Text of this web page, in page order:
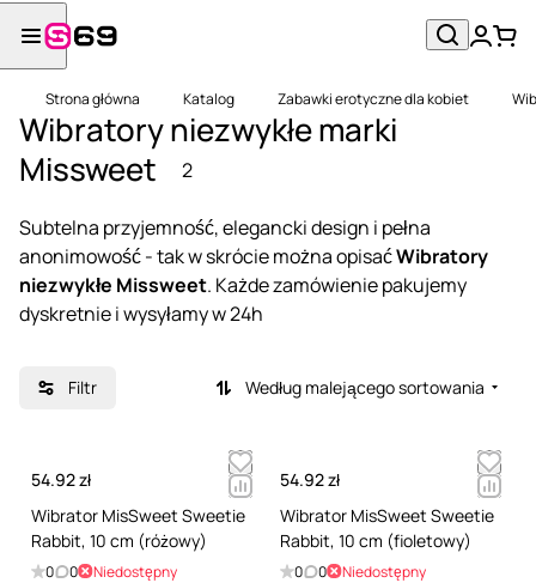
Strona główna Katalog Zabawki erotyczne dla kobiet
Wibratory niezwykłe marki
Missweet
2
Subtelna przyjemność, elegancki design i pełna
anonimowość - tak w skrócie można opisaćWibratory
niezwykłe Missweet. Każde zamówienie pakujemy
dyskretnie i wysyłamy w 24h
Filtr Według malejącego sortowania
54.92 zł
Wibrator MisSweet Sweetie
Rabbit, 10 cm (różowy)
0 0 Niedostępny
54.92 zł
Wibrator MisSweet Sweetie
Rabbit, 10 cm (fioletowy)
0 0 Niedostępny